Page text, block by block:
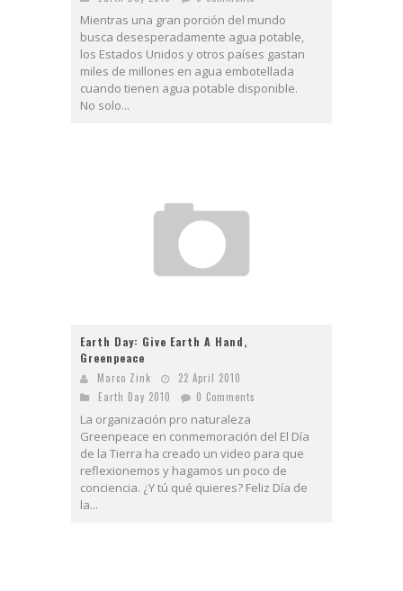
Mientras una gran porción del mundo
busca desesperadamente agua potable,
los Estados Unidos y otros países gastan
miles de millones en agua embotellada
cuando tienen agua potable disponible.
No solo...
Earth Day: Give Earth A Hand,
Greenpeace
Marco Zink
22 April 2010
Earth Day 2010
0 Comments
La organización pro naturaleza
Greenpeace en conmemoración del El Día
de la Tierra ha creado un video para que
reflexionemos y hagamos un poco de
conciencia. ¿Y tú qué quieres? Feliz Día de
la...